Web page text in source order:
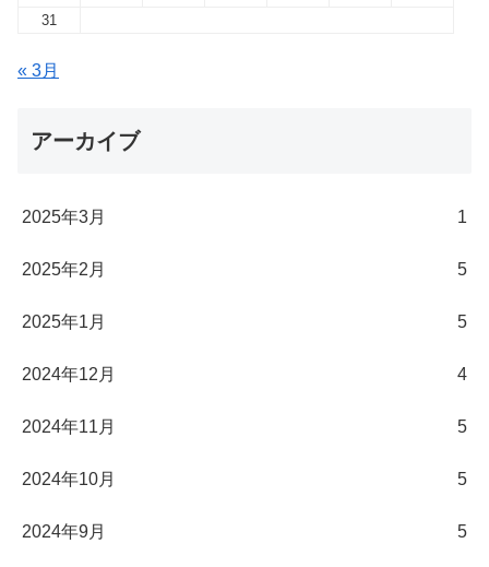
31
« 3月
アーカイブ
2025年3月 1
2025年2月 5
2025年1月 5
2024年12月 4
2024年11月 5
2024年10月 5
2024年9月 5